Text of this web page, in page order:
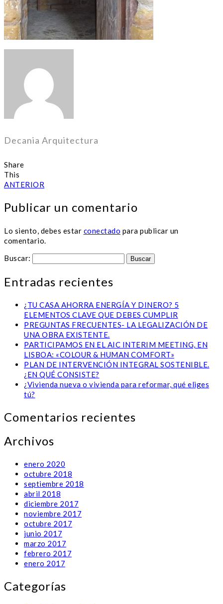
Decania Arquitectura
Share
This
ANTERIOR
Publicar un comentario
Lo siento, debes estar conectado para publicar un
comentario.
Buscar:
Entradas recientes
¿TU CASA AHORRA ENERGÍA Y DINERO? 5
ELEMENTOS CLAVE QUE DEBES CUMPLIR
PREGUNTAS FRECUENTES- LA LEGALIZACIÓN DE
UNA OBRA EXISTENTE.
PARTICIPAMOS EN EL AIC INTERIM MEETING, EN
LISBOA: «COLOUR & HUMAN COMFORT»
PLAN DE INTERVENCIÓN INTEGRAL SOSTENIBLE.
¿EN QUÉ CONSISTE?
¿Vivienda nueva o vivienda para reformar, qué eliges
tú?
Comentarios recientes
Archivos
enero 2020
octubre 2018
septiembre 2018
abril 2018
diciembre 2017
noviembre 2017
octubre 2017
junio 2017
marzo 2017
febrero 2017
enero 2017
Categorías